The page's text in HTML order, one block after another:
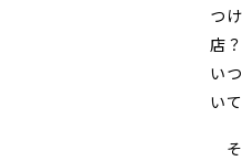
つ
店
い
い
そ